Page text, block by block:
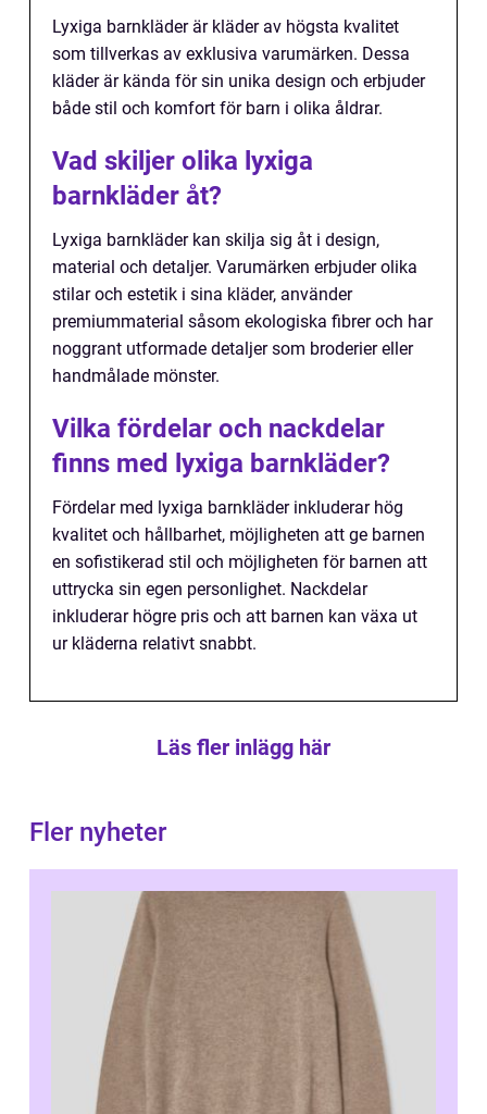
Lyxiga barnkläder är kläder av högsta kvalitet
som tillverkas av exklusiva varumärken. Dessa
kläder är kända för sin unika design och erbjuder
både stil och komfort för barn i olika åldrar.
Vad skiljer olika lyxiga
barnkläder åt?
Lyxiga barnkläder kan skilja sig åt i design,
material och detaljer. Varumärken erbjuder olika
stilar och estetik i sina kläder, använder
premiummaterial såsom ekologiska fibrer och har
noggrant utformade detaljer som broderier eller
handmålade mönster.
Vilka fördelar och nackdelar
finns med lyxiga barnkläder?
Fördelar med lyxiga barnkläder inkluderar hög
kvalitet och hållbarhet, möjligheten att ge barnen
en sofistikerad stil och möjligheten för barnen att
uttrycka sin egen personlighet. Nackdelar
inkluderar högre pris och att barnen kan växa ut
ur kläderna relativt snabbt.
Läs fler inlägg här
Fler nyheter